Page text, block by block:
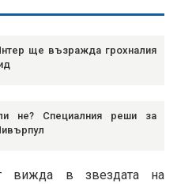
ще възражда грохналия
не? Специалния реши за
вижда в звездата на